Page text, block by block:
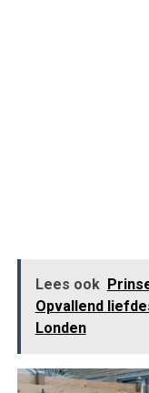
Lees ook
Opvallend
Londen